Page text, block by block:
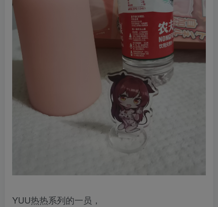
YUU热热系列的一员，